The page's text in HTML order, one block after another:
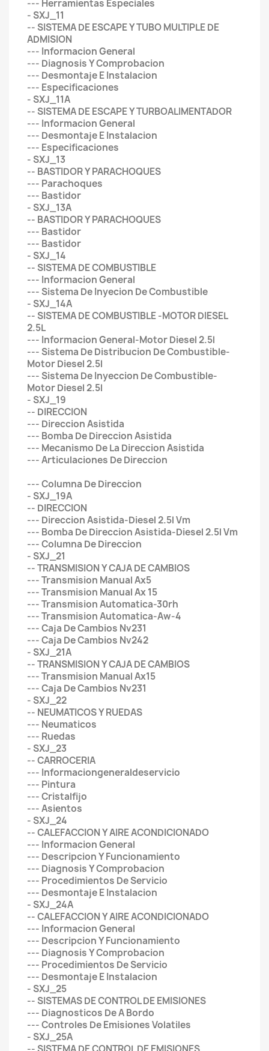
--- Herramientas Especiales
- SXJ_11
-- SISTEMA DE ESCAPE Y TUBO MULTIPLE DE
ADMISION
--- Informacion General
--- Diagnosis Y Comprobacion
--- Desmontaje E Instalacion
--- Especificaciones
- SXJ_11A
-- SISTEMA DE ESCAPE Y TURBOALIMENTADOR
--- Informacion General
--- Desmontaje E Instalacion
--- Especificaciones
- SXJ_13
-- BASTIDOR Y PARACHOQUES
--- Parachoques
--- Bastidor
- SXJ_13A
-- BASTIDOR Y PARACHOQUES
--- Bastidor
--- Bastidor
- SXJ_14
-- SISTEMA DE COMBUSTIBLE
--- Informacion General
--- Sistema De Inyecion De Combustible
- SXJ_14A
-- SISTEMA DE COMBUSTIBLE -MOTOR DIESEL
2.5L
--- Informacion General-Motor Diesel 2.5l
--- Sistema De Distribucion De Combustible-
Motor Diesel 2.5l
--- Sistema De Inyeccion De Combustible-
Motor Diesel 2.5l
- SXJ_19
-- DIRECCION
--- Direccion Asistida
--- Bomba De Direccion Asistida
--- Mecanismo De La Direccion Asistida
--- Articulaciones De Direccion
--- Columna De Direccion
- SXJ_19A
-- DIRECCION
--- Direccion Asistida-Diesel 2.5l Vm
--- Bomba De Direccion Asistida-Diesel 2.5l Vm
--- Columna De Direccion
- SXJ_21
-- TRANSMISION Y CAJA DE CAMBIOS
--- Transmision Manual Ax5
--- Transmision Manual Ax 15
--- Transmision Automatica-30rh
--- Transmision Automatica-Aw-4
--- Caja De Cambios Nv231
--- Caja De Cambios Nv242
- SXJ_21A
-- TRANSMISION Y CAJA DE CAMBIOS
--- Transmision Manual Ax15
--- Caja De Cambios Nv231
- SXJ_22
-- NEUMATICOS Y RUEDAS
--- Neumaticos
--- Ruedas
- SXJ_23
-- CARROCERIA
--- Informaciongeneraldeservicio
--- Pintura
--- Cristalfijo
--- Asientos
- SXJ_24
-- CALEFACCION Y AIRE ACONDICIONADO
--- Informacion General
--- Descripcion Y Funcionamiento
--- Diagnosis Y Comprobacion
--- Procedimientos De Servicio
--- Desmontaje E Instalacion
- SXJ_24A
-- CALEFACCION Y AIRE ACONDICIONADO
--- Informacion General
--- Descripcion Y Funcionamiento
--- Diagnosis Y Comprobacion
--- Procedimientos De Servicio
--- Desmontaje E Instalacion
- SXJ_25
-- SISTEMAS DE CONTROL DE EMISIONES
--- Diagnosticos De A Bordo
--- Controles De Emisiones Volatiles
- SXJ_25A